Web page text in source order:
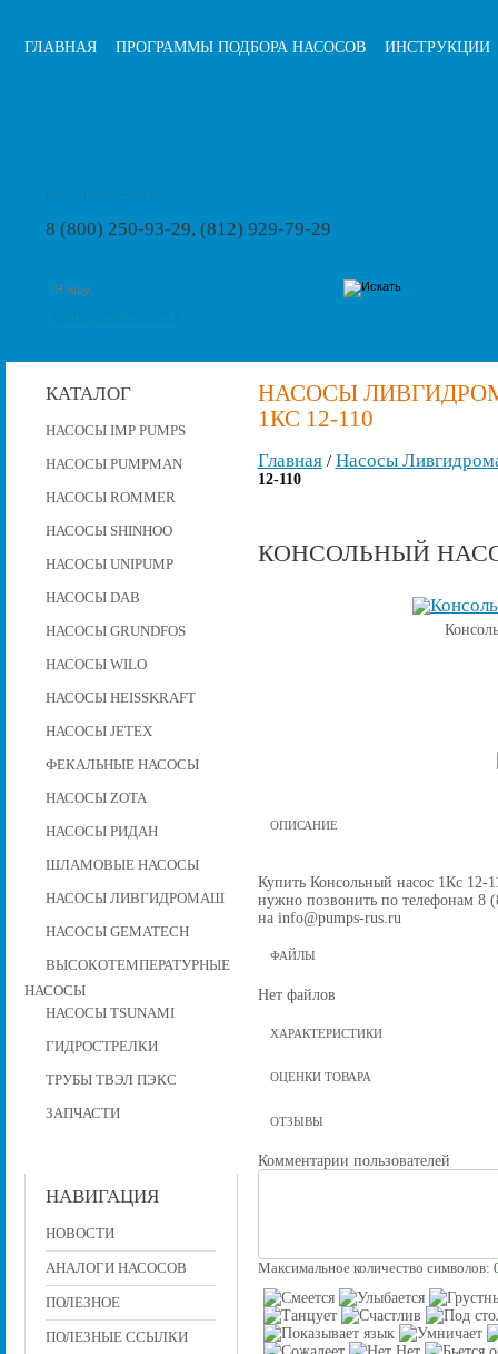
ГЛАВНАЯ ПРОГРАММЫ ПОДБОРА НАСОСОВ ИНСТРУКЦИИ
8 (800) 250-93-29, (812) 929-79-29
КАТАЛОГ
НАСОСЫ IMP PUMPS
НАСОСЫ PUMPMAN
НАСОСЫ ROMMER
НАСОСЫ SHINHOO
НАСОСЫ UNIPUMP
НАСОСЫ DAB
НАСОСЫ GRUNDFOS
НАСОСЫ WILO
НАСОСЫ HEISSKRAFT
НАСОСЫ JETEX
ФЕКАЛЬНЫЕ НАСОСЫ
НАСОСЫ ZOTA
НАСОСЫ РИДАН
ШЛАМОВЫЕ НАСОСЫ
НАСОСЫ ЛИВГИДРОМАШ
НАСОСЫ GEMATECH
ВЫСОКОТЕМПЕРАТУРНЫЕ
НАСОСЫ
НАСОСЫ TSUNAMI
ГИДРОСТРЕЛКИ
ТРУБЫ ТВЭЛ ПЭКС
ЗАПЧАСТИ
НАВИГАЦИЯ
НОВОСТИ
АНАЛОГИ НАСОСОВ
ПОЛЕЗНОЕ
ПОЛЕЗНЫЕ ССЫЛКИ
НАСОСЫ
1КС 12-110
Главная/ Насосы
12-110
КОНСОЛЬНЫЙ
ОПИСАНИЕ
Купить Консольный насос 1Кс 12-
нужно позвонить по телефонам 8
на info@pumps-rus.ru
ФАЙЛЫ
Нет файлов
ХАРАКТЕРИСТИКИ
ОЦЕНКИ ТОВАРА
ОТЗЫВЫ
Комментарии пользователей
Максимальное количество символов: